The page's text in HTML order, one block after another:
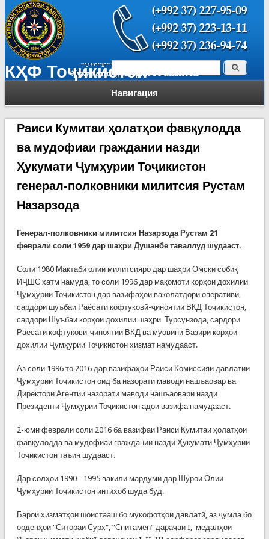
КҲФ Тоҷикистон
Навигация
Форма поиска Поиск
Раиси Кумитаи ҳолатҳои фавқулодда
ва мудофиаи граждании назди
Ҳукумати Ҷумҳурии Тоҷикистон
генерал-полковники милитсия Рустам
Назарзода
Генерал-полковники милитсия Назарзода Рустам 21
феврали соли 1959 дар шаҳри Душанбе таваллуд шудааст.
Соли 1980 Мактаби олии милитсияро дар шаҳри Омски собиқ
ИҶШС хатм намуда, то соли 1996 дар мақомоти корҳои дохилии
Ҷумҳурии Тоҷикистон дар вазифаҳои ваколатдори оперативӣ,
сардори шуъбаи Раёсати кофтуковӣ-ҷиноятии ВКД Тоҷикистон,
сардори Шуъбаи корҳои дохилии шаҳри Турсунзода, сардори
Раёсати кофтуковӣ-ҷиноятии ВКД ва муовини Вазири корҳои
дохилии Ҷумҳурии Тоҷикистон хизмат намудааст.
Аз соли 1996 то 2016 дар вазифаҳои Раиси Комиссияи давлатии
Ҷумҳурии Тоҷикистон оид ба назорати маводи нашъаовар ва
Директори Агентии назорати маводи нашъаовари назди
Президенти Ҷумҳурии Тоҷикистон адои вазифа намудааст.
2-юми феврали соли 2016 ба вазифаи Раиси Кумитаи ҳолатҳои
фавқулодда ва мудофиаи граждании назди Ҳукумати Ҷумҳурии
Тоҷикистон таъин шудааст.
Дар солҳои 1990 - 1995 вакили мардумӣ дар Шӯрои Олии
Ҷумҳурии Тоҷикистон интихоб шуда буд.
Барои хизматҳои шоистааш бо мукофотҳои давлатӣ, аз ҷумла бо
орденҳои "Ситораи Сурх", “Спитамен” дараҷаи I, медалҳои